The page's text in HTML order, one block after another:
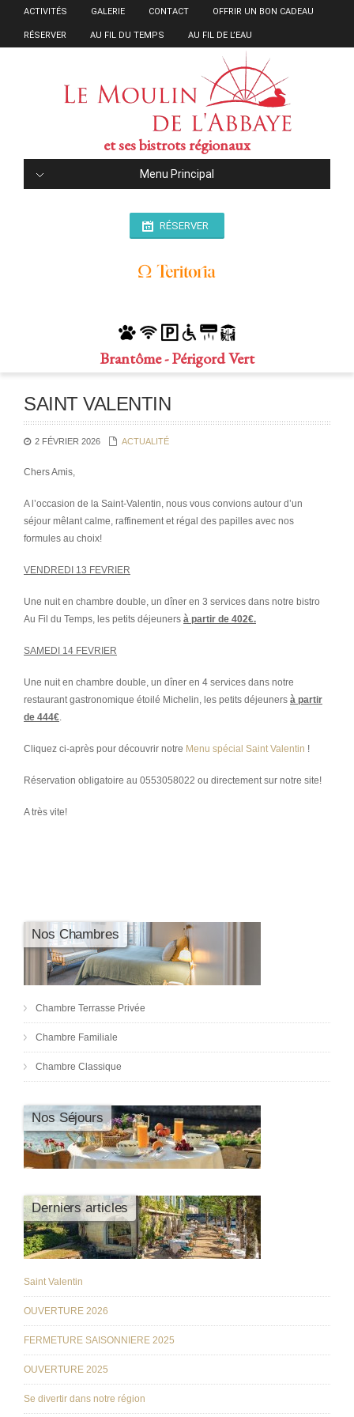
ACTIVITÉS GALERIE CONTACT OFFRIR UN BON CADEAU
RÉSERVER AU FIL DU TEMPS AU FIL DE L’EAU
et ses bistrots régionaux
Menu Principal
RÉSERVER
Brantôme - Périgord Vert
SAINT VALENTIN
2 FÉVRIER 2026 ACTUALITÉ
Chers Amis,
A l’occasion de la Saint-Valentin, nous vous convions autour d’un
séjour mêlant calme, raffinement et régal des papilles avec nos
formules au choix!
VENDREDI 13 FEVRIER
Une nuit en chambre double, un dîner en 3 services dans notre bistro
Au Fil du Temps, les petits déjeuners à partir de 402€.
SAMEDI 14 FEVRIER
Une nuit en chambre double, un dîner en 4 services dans notre
restaurant gastronomique étoilé Michelin, les petits déjeuners à partir
de 444€.
Cliquez ci-après pour découvrir notre Menu spécial Saint Valentin !
Réservation obligatoire au 0553058022 ou directement sur notre site!
A très vite!
Nos Chambres
Chambre Terrasse Privée
Chambre Familiale
Chambre Classique
Nos Séjours
Derniers articles
Saint Valentin
OUVERTURE 2026
FERMETURE SAISONNIERE 2025
OUVERTURE 2025
Se divertir dans notre région